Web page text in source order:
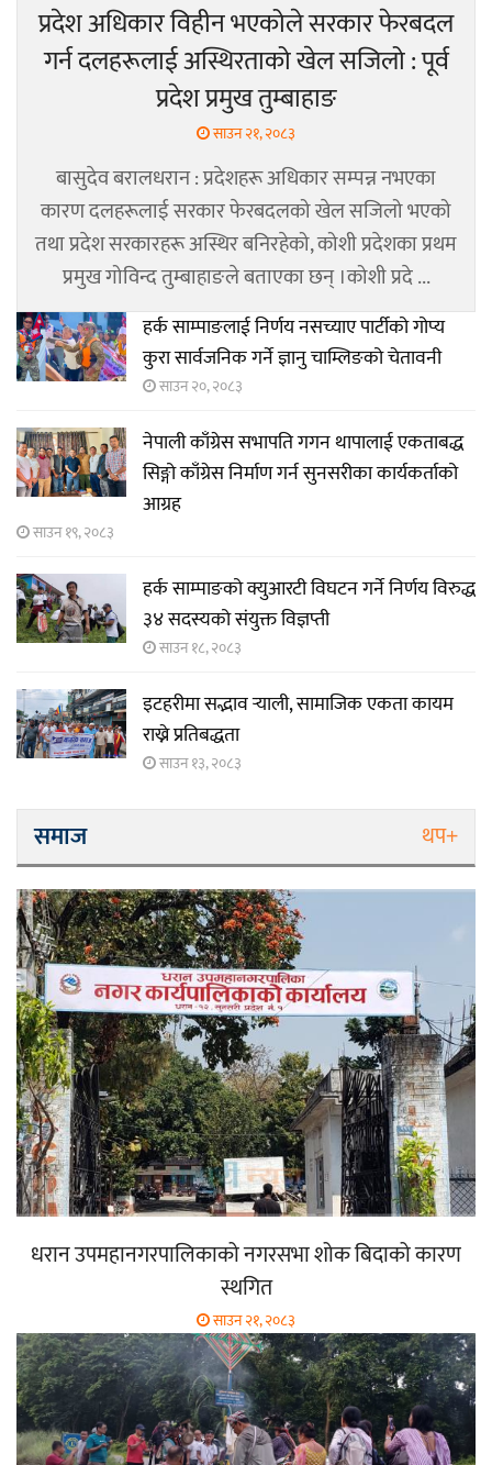
प्रदेश अधिकार विहीन भएकोले सरकार फेरबदल
गर्न दलहरूलाई अस्थिरताको खेल सजिलो : पूर्व
प्रदेश प्रमुख तुम्बाहाङ
साउन २१, २०८३
बासुदेव बरालधरान : प्रदेशहरू अधिकार सम्पन्न नभएका
कारण दलहरूलाई सरकार फेरबदलको खेल सजिलो भएको
तथा प्रदेश सरकारहरू अस्थिर बनिरहेको, कोशी प्रदेशका प्रथम
प्रमुख गोविन्द तुम्बाहाङले बताएका छन् ।कोशी प्रदे ...
हर्क साम्पाङलाई निर्णय नसच्याए पार्टीको गोप्य
कुरा सार्वजनिक गर्ने ज्ञानु चाम्लिङको चेतावनी
साउन २०, २०८३
नेपाली काँग्रेस सभापति गगन थापालाई एकताबद्ध
सिङ्गो काँग्रेस निर्माण गर्न सुनसरीका कार्यकर्ताको
आग्रह
साउन १९, २०८३
हर्क साम्पाङको क्युआरटी विघटन गर्ने निर्णय विरुद्ध
३४ सदस्यको संयुक्त विज्ञप्ती
साउन १८, २०८३
इटहरीमा सद्भाव र्‍याली, सामाजिक एकता कायम
राख्ने प्रतिबद्धता
साउन १३, २०८३
समाज थप+
धरान उपमहानगरपालिकाको नगरसभा शोक बिदाको कारण
स्थगित
साउन २१, २०८३